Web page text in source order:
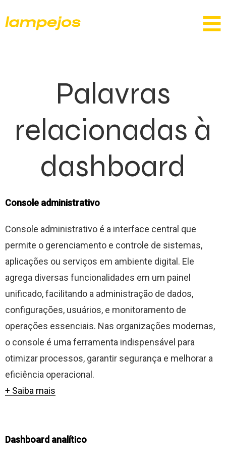
Palavras
relacionadas à
dashboard
Console administrativo
Console administrativo é a interface central que
permite o gerenciamento e controle de sistemas,
aplicações ou serviços em ambiente digital. Ele
agrega diversas funcionalidades em um painel
unificado, facilitando a administração de dados,
configurações, usuários, e monitoramento de
operações essenciais. Nas organizações modernas,
o console é uma ferramenta indispensável para
otimizar processos, garantir segurança e melhorar a
eficiência operacional.
+ Saiba mais
Dashboard analítico